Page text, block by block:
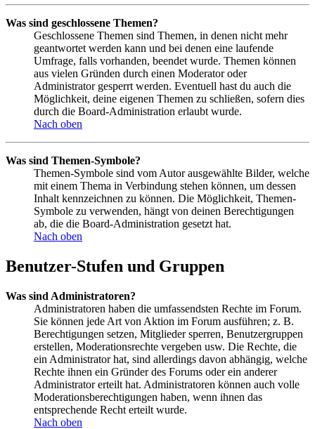
Was sind geschlossene Themen?
Geschlossene Themen sind Themen, in denen nicht mehr
geantwortet werden kann und bei denen eine laufende
Umfrage, falls vorhanden, beendet wurde. Themen können
aus vielen Gründen durch einen Moderator oder
Administrator gesperrt werden. Eventuell hast du auch die
Möglichkeit, deine eigenen Themen zu schließen, sofern dies
durch die Board-Administration erlaubt wurde.
Nach oben
Was sind Themen-Symbole?
Themen-Symbole sind vom Autor ausgewählte Bilder, welche
mit einem Thema in Verbindung stehen können, um dessen
Inhalt kennzeichnen zu können. Die Möglichkeit, Themen-
Symbole zu verwenden, hängt von deinen Berechtigungen
ab, die die Board-Administration gesetzt hat.
Nach oben
Benutzer-Stufen und Gruppen
Was sind Administratoren?
Administratoren haben die umfassendsten Rechte im Forum.
Sie können jede Art von Aktion im Forum ausführen; z. B.
Berechtigungen setzen, Mitglieder sperren, Benutzergruppen
erstellen, Moderationsrechte vergeben usw. Die Rechte, die
ein Administrator hat, sind allerdings davon abhängig, welche
Rechte ihnen ein Gründer des Forums oder ein anderer
Administrator erteilt hat. Administratoren können auch volle
Moderationsberechtigungen haben, wenn ihnen das
entsprechende Recht erteilt wurde.
Nach oben